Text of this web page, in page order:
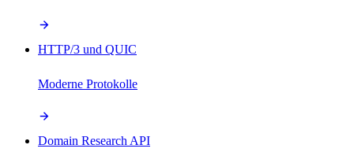
HTTP/3 und QUIC
Moderne Protokolle
Domain Research API